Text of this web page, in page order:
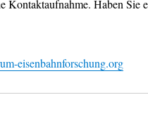
Kontaktaufnahme. Haben Sie
eisenbahnforschung.org